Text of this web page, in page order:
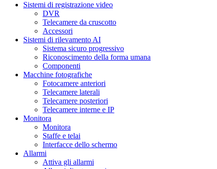
Sistemi di registrazione video
DVR
Telecamere da cruscotto
Accessori
Sistemi di rilevamento AI
Sistema sicuro progressivo
Riconoscimento della forma umana
Componenti
Macchine fotografiche
Fotocamere anteriori
Telecamere laterali
Telecamere posteriori
Telecamere interne e IP
Monitora
Monitora
Staffe e telai
Interfacce dello schermo
Allarmi
Attiva gli allarmi